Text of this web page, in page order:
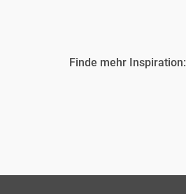
Finde mehr Inspiration: